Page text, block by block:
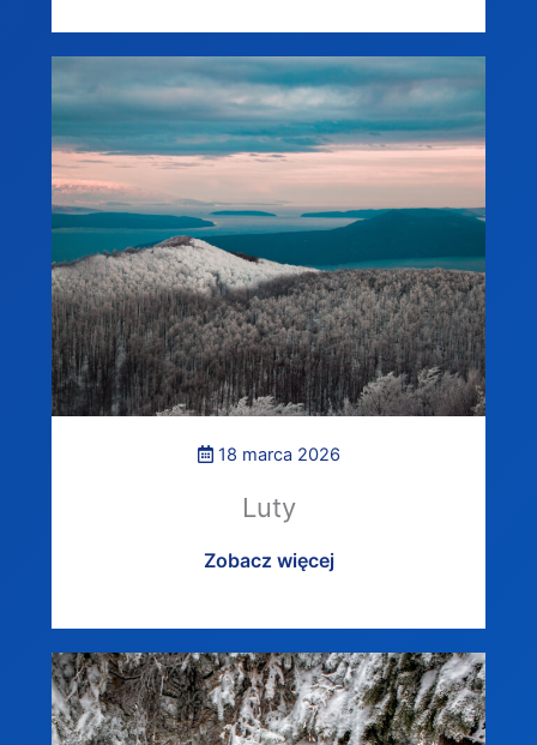
18 marca 2026
Luty
Zobacz więcej